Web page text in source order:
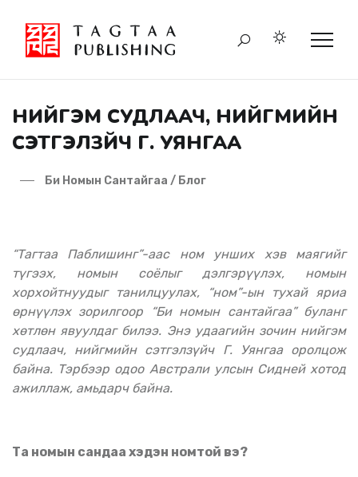
НИЙГЭМ СУДЛААЧ, НИЙГМИЙН
СЭТГЭЛЗҮЙЧ Г. УЯНГАА
Би Номын Сантайгаа / Блог
“Тагтаа Паблишинг”-аас ном унших хэв маягийг
түгээх, номын соёлыг дэлгэрүүлэх, номын
хорхойтнуудыг танилцуулах, “ном”-ын тухай яриа
өрнүүлэх зорилгоор “Би номын сантайгаа” буланг
хөтлөн явуулдаг билээ. Энэ удаагийн зочин нийгэм
судлаач, нийгмийн сэтгэлзүйч Г. Уянгаа оролцож
байна. Тэрбээр одоо Австрали улсын Сидней хотод
ажиллаж, амьдарч байна.
Та номын сандаа хэдэн номтой вэ?